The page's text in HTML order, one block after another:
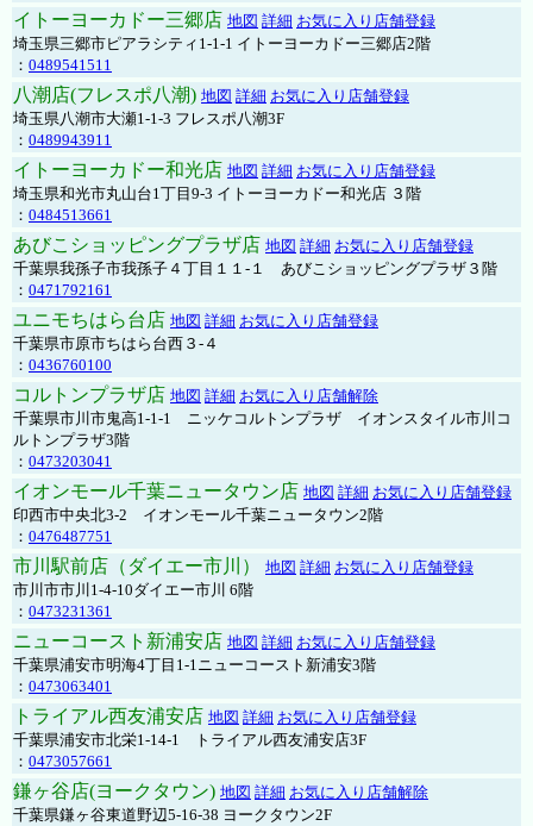
イトーヨーカドー三郷店 地図 詳細 お気に入り店舗登録
埼玉県三郷市ピアラシティ1-1-1 イトーヨーカドー三郷店2階
： 0489541511
八潮店(フレスポ八潮) 地図 詳細 お気に入り店舗登録
埼玉県八潮市大瀬1-1-3 フレスポ八潮3F
： 0489943911
イトーヨーカドー和光店 地図 詳細 お気に入り店舗登録
埼玉県和光市丸山台1丁目9-3 イトーヨーカドー和光店 ３階
： 0484513661
あびこショッピングプラザ店 地図 詳細 お気に入り店舗登録
千葉県我孫子市我孫子４丁目１１-１ あびこショッピングプラザ３階
： 0471792161
ユニモちはら台店 地図 詳細 お気に入り店舗登録
千葉県市原市ちはら台西３-４
： 0436760100
コルトンプラザ店 地図 詳細 お気に入り店舗解除
千葉県市川市鬼高1-1-1 ニッケコルトンプラザ イオンスタイル市川コ
ルトンプラザ3階
： 0473203041
イオンモール千葉ニュータウン店 地図 詳細 お気に入り店舗登録
印西市中央北3-2 イオンモール千葉ニュータウン2階
： 0476487751
市川駅前店（ダイエー市川） 地図 詳細 お気に入り店舗登録
市川市市川1-4-10ダイエー市川 6階
： 0473231361
ニューコースト新浦安店 地図 詳細 お気に入り店舗登録
千葉県浦安市明海4丁目1-1ニューコースト新浦安3階
： 0473063401
トライアル西友浦安店 地図 詳細 お気に入り店舗登録
千葉県浦安市北栄1-14-1 トライアル西友浦安店3F
： 0473057661
鎌ヶ谷店(ヨークタウン) 地図 詳細 お気に入り店舗解除
千葉県鎌ヶ谷東道野辺5-16-38 ヨークタウン2F